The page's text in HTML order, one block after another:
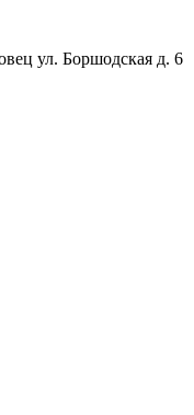
ул. Боршодская д. 6